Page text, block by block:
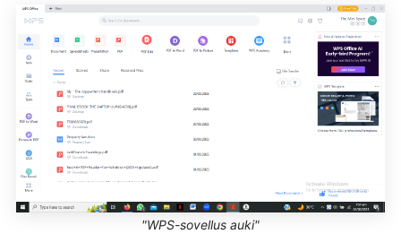
"WPS-sovellus auki"